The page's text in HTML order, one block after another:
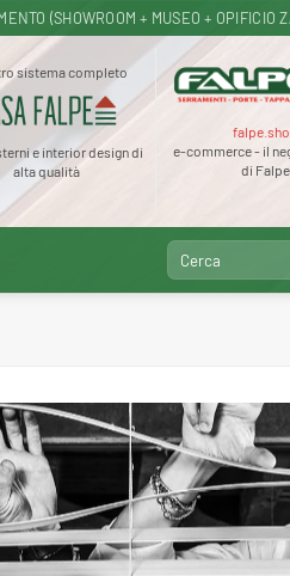
(SHOWROOM + MUSEO + OPIFICIO
sistema completo
e interior design di
alta qualità
e-commerce - il
di Falpe
Cerca: